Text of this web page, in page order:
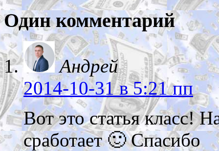
Один комментарий
Андрей
2014-10-31в 5:21 пп
Вот это статья класс!
сработает 🙂 Спасибо